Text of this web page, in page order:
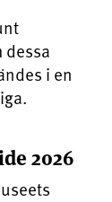
dessa
i en
2026